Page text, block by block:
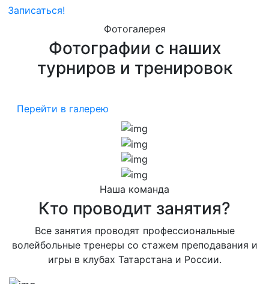
Записаться!
Фотогалерея
Фотографии с наших
турниров и тренировок
Перейти в галерею
Наша команда
Кто проводит занятия?
Все занятия проводят профессиональные
волейбольные тренеры со стажем преподавания и
игры в клубах Татарстана и России.